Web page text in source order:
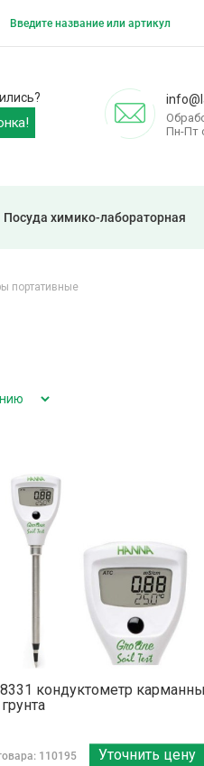
Пн-Пт
Посуда химико-лабораторная
портативные
кондуктометр
110195 Уточнить цену